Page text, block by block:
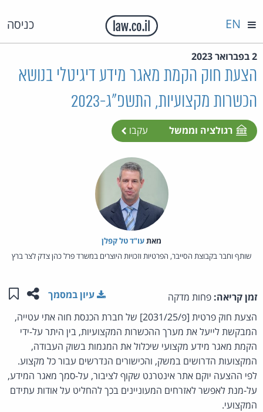
כניסה EN
2 בפברואר 2023
הצעת חוק הקמת מאגר מידע דיגיטלי בנושא
הכשרות מקצועיות, התשפ"ג-2023
רגולציה וממשל עקבו
מאת‏עו"ד טל קפלן
שותף וחבר בקבוצת הסייבר, הפרטיות וזכויות היוצרים במשרד פרל כהן צדק לצר ברץ
זמן קריאה: פחות מדקה שתפו
עיון במסמך
הצעת חוק פרטית [פ/2031/25] של חברת הכנסת חוה אתי עטייה,
המבקשת לייעל את מערך ההכשרות המקצועיות, בין היתר על-ידי
הקמת מאגר מידע מקצועי שיכלול את המגמות בשוק העבודה,
המקצועות הדרושים במשק, והכישורים הנדרשים עבור כל מקצוע.
לפי ההצעה יוקם אתר אינטרנט שקוף לציבור, על-סמך מאגר המידע,
על-מנת לאפשר לאזרחים המעוניינים בכך להחליט על אודות עתידם
המקצועי.